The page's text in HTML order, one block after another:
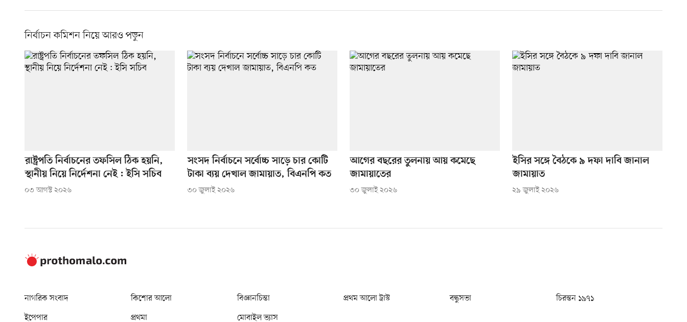
নির্বাচন কমিশন নিয়ে আরও পড়ুন
রাষ্ট্রপতি নির্বাচনের তফসিল ঠিক হয়নি,
স্থানীয় নিয়ে নির্দেশনা নেই : ইসি সচিব
০৩ আগস্ট ২০২৬
সংসদ নির্বাচনে সর্বোচ্চ সাড়ে চার কোটি
টাকা ব্যয় দেখাল জামায়াত, বিএনপি কত
৩০ জুলাই ২০২৬
আগের বছরের তুলনায় আয় কমেছে
জামায়াতের
৩০ জুলাই ২০২৬
ইসির সঙ্গে বৈঠকে ৯ দফা দাবি জানাল
জামায়াত
২৯ জুলাই ২০২৬
নাগরিক সংবাদ কিশোর আলো বিজ্ঞানচিন্তা প্রথম আলো ট্রাস্ট বন্ধুসভা
চিরন্তন ১৯৭১
ইপেপার
প্রথমা মোবাইল ভ্যাস